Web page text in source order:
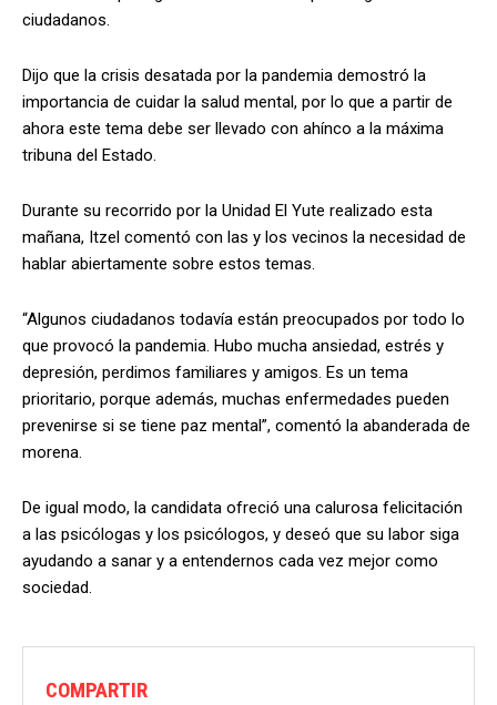
ciudadanos.
Dijo que la crisis desatada por la pandemia demostró la
importancia de cuidar la salud mental, por lo que a partir de
ahora este tema debe ser llevado con ahínco a la máxima
tribuna del Estado.
Durante su recorrido por la Unidad El Yute realizado esta
mañana, Itzel comentó con las y los vecinos la necesidad de
hablar abiertamente sobre estos temas.
“Algunos ciudadanos todavía están preocupados por todo lo
que provocó la pandemia. Hubo mucha ansiedad, estrés y
depresión, perdimos familiares y amigos. Es un tema
prioritario, porque además, muchas enfermedades pueden
prevenirse si se tiene paz mental”, comentó la abanderada de
morena.
De igual modo, la candidata ofreció una calurosa felicitación
a las psicólogas y los psicólogos, y deseó que su labor siga
ayudando a sanar y a entendernos cada vez mejor como
sociedad.
COMPARTIR